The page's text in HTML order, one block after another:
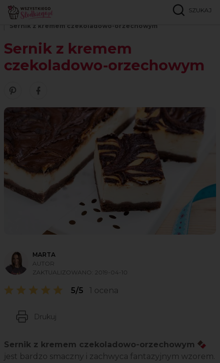
SZUKAJ
Strona główna
Sernik z kremem czekoladowo-orzechowym
Sernik z kremem
czekoladowo-orzechowym
Zobacz nasze piny w serwisie Pinterest
Udostępnij ten przepis w serwisie Facebook
MARTA
AUTOR
ZAKTUALIZOWANO: 2019-04-10
5/5 1 ocena
Drukuj
Sernik z kremem czekoladowo-orzechowym 🍫
jest bardzo smaczny i zachwyca fantazyjnym wzorem.